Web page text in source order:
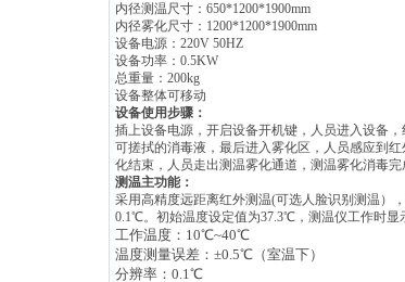
内径测温尺寸：650*1200*1900mm
内径雾化尺寸：1200*1200*1900mm
设备电源：220V 50HZ
设备功率：0.5KW
总重量：200kg
设备整体可移动
设备使用步骤：
插上设备电源，开启设备开机键，人员进入设备
可搓拭的消毒液，最后进入雾化区，人员感应到
化结束，人员走出测温雾化通道，测温雾化消毒完
测温主功能：
采用高精度远距离红外测温(可选人脸识别测温）
0.1℃。初始温度设定值为37.3℃，测温仪工作时显
工作温度：10℃~40℃
温度测量误差：±0.5℃（室温下）
分辨率：0.1℃